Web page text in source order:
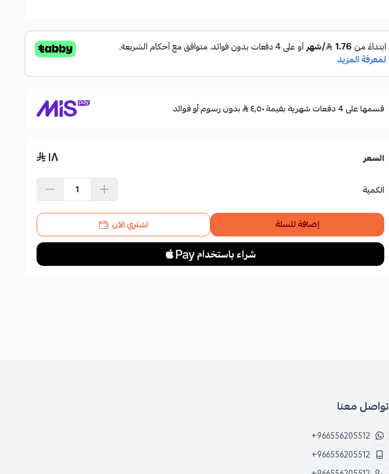
قسمها على 4 دفعات شهرية بقيمة ٤٫٥٠ بدون رسوم أو فوائد
السعر ١٨
الكمية
إضافة للسلة اشتري الآن
تواصل معنا
+966556205512
+966556205512